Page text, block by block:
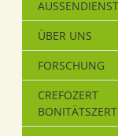
AUSSENDIENST
ÜBER UNS
FORSCHUNG
CREFOZERT